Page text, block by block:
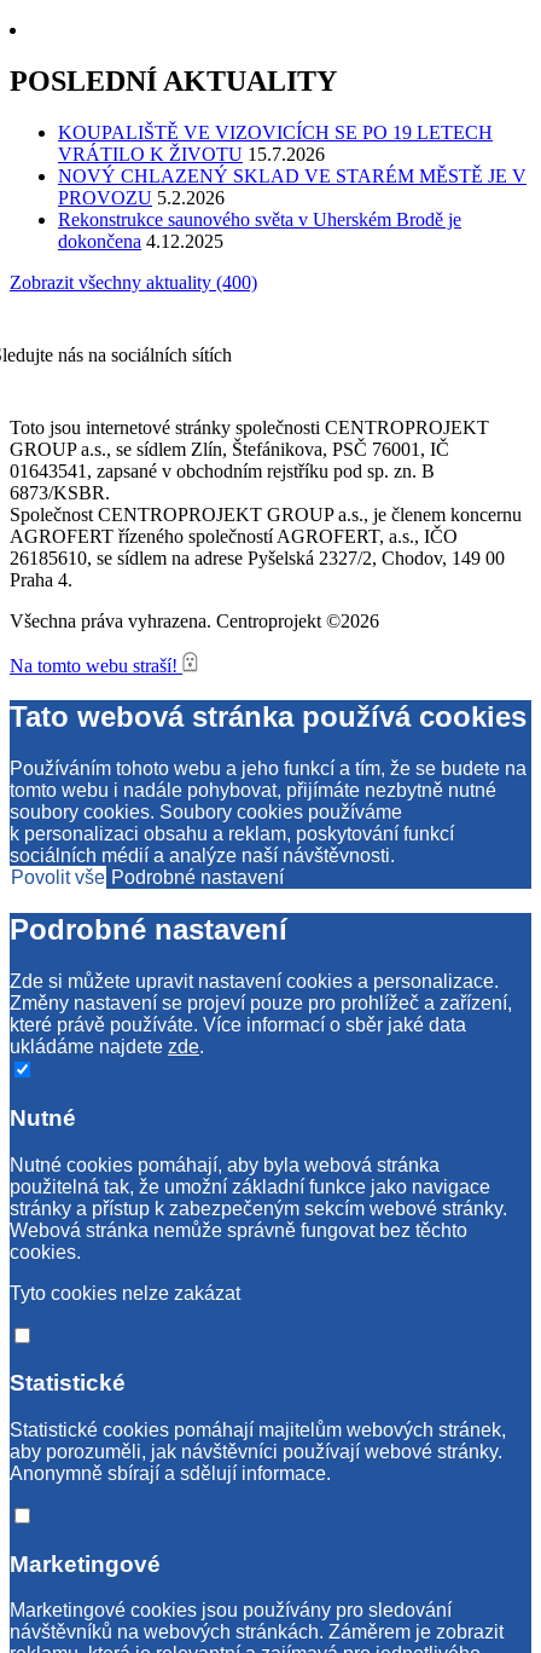
POSLEDNÍ AKTUALITY
KOUPALIŠTĚ VE VIZOVICÍCH SE PO 19 LETECH
VRÁTILO K ŽIVOTU 15.7.2026
NOVÝ CHLAZENÝ SKLAD VE STARÉM MĚSTĚ JE V
PROVOZU 5.2.2026
Rekonstrukce saunového světa v Uherském Brodě je
dokončena 4.12.2025
Zobrazit všechny aktuality (400)
nás na sociálních sítích
Toto jsou internetové stránky společnosti CENTROPROJEKT
GROUP a.s., se sídlem Zlín, Štefánikova, PSČ 76001, IČ
01643541, zapsané v obchodním rejstříku pod sp. zn. B
6873/KSBR.
Společnost CENTROPROJEKT GROUP a.s., je členem koncernu
AGROFERT řízeného společností AGROFERT, a.s., IČO
26185610, se sídlem na adrese Pyšelská 2327/2, Chodov, 149 00
Praha 4.
Všechna práva vyhrazena. Centroprojekt ©2026
Na tomto webu straší!
Tato webová stránka používá cookies
Používáním tohoto webu a jeho funkcí a tím, že se budete na
tomto webu i nadále pohybovat, přijímáte nezbytně nutné
soubory cookies. Soubory cookies používáme
k personalizaci obsahu a reklam, poskytování funkcí
sociálních médií a analýze naší návštěvnosti.
Povolit vše Podrobné nastavení
Podrobné nastavení
Zde si můžete upravit nastavení cookies a personalizace.
Změny nastavení se projeví pouze pro prohlížeč a zařízení,
které právě používáte. Více informací o sběr jaké data
ukládáme najdete zde.
Nutné
Nutné cookies pomáhají, aby byla webová stránka
použitelná tak, že umožní základní funkce jako navigace
stránky a přístup k zabezpečeným sekcím webové stránky.
Webová stránka nemůže správně fungovat bez těchto
cookies.
Tyto cookies nelze zakázat
Statistické
Statistické cookies pomáhají majitelům webových stránek,
aby porozuměli, jak návštěvníci používají webové stránky.
Anonymně sbírají a sdělují informace.
Marketingové
Marketingové cookies jsou používány pro sledování
návštěvníků na webových stránkách. Záměrem je zobrazit